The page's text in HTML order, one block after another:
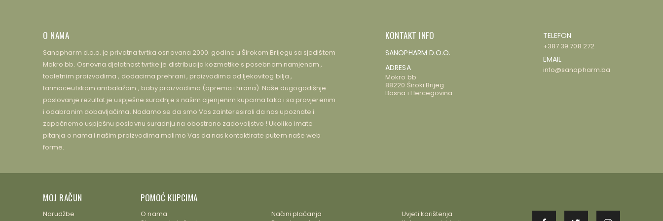
O NAMA
Sanopharm d.o.o. je privatna tvrtka osnovana 2000. godine u Širokom Brijegu sa sjedištem
Mokro bb. Osnovna djelatnost tvrtke je distribucija kozmetike s posebnom namjenom ,
toaletnim proizvodima , dodacima prehrani , proizvodima od ljekovitog bilja ,
farmaceutskom ambalažom , baby proizvodima (oprema i hrana). Naše dugogodišnje
poslovanje rezultat je uspješne suradnje s našim cijenjenim kupcima tako i sa provjerenim
i odabranim dobavljačima. Nadamo se da smo Vas zainteresirali da nas upoznate i
započnemo uspješnu poslovnu suradnju na obostrano zadovoljstvo ! Ukoliko imate
pitanja o nama i našim proizvodima molimo Vas da nas kontaktirate putem naše web
forme.
KONTAKT INFO
SANOPHARM D.O.O.
ADRESA
Mokro bb
88220 Široki Brijeg
Bosna i Hercegovina
TELEFON
+387 39 708 272
EMAIL
info@sanopharm.ba
MOJ RAČUN
Narudžbe
POMOĆ KUPCIMA
O nama Načini plaćanja
Uvjeti korištenja